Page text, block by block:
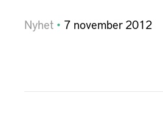
Nyhet 7 november 2012